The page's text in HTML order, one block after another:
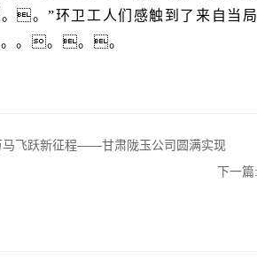
。”环卫工人们感触到了 来自当
。。。。
马飞跃新征程——甘肃陇玉公司圆满实现
下一篇: